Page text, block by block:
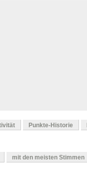
Punkte-Historie
mit den meisten Stimmen